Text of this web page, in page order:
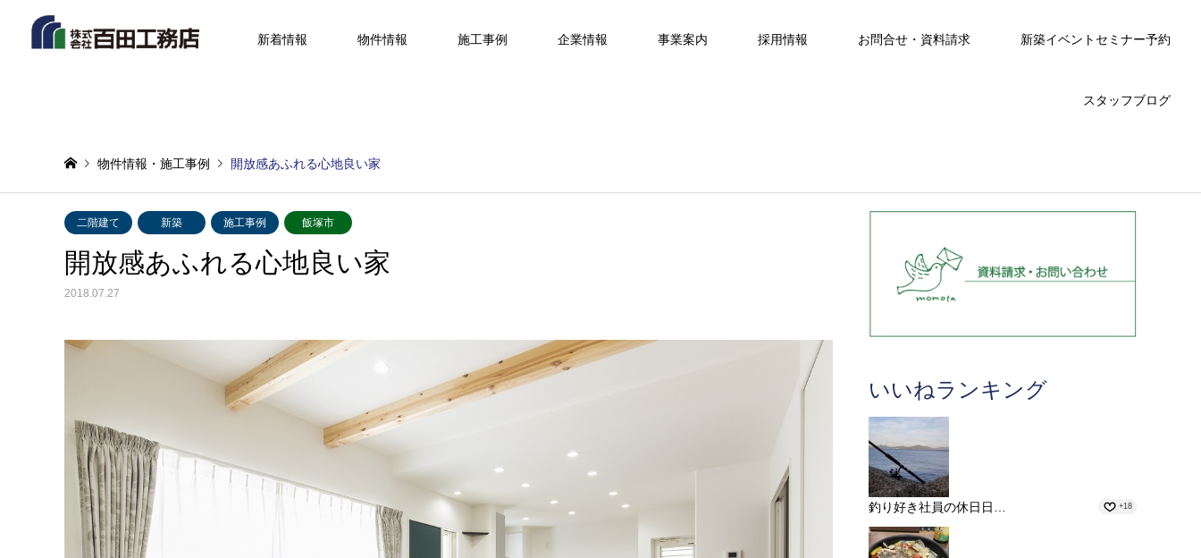
新着情報 物件情報 施工事例 企業情報 事業案内 採用情報 お問合せ・資料請求 新築イベントセミナー予約
スタッフブログ
物件情報・施工事例 開放感あふれる心地良い家
二階建て 新築 施工事例 飯塚市
開放感あふれる心地良い家
2018.07.27
いいねランキング
釣り好き社員の休日日… +18